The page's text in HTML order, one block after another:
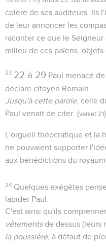
colère de ses auditeurs. Ils
de leur annoncer les
raconter ce que le
milieu de ces païens, objets
22 22 à 29 Paul menacé
déclare citoyen Romain.
Jusqu'à cette parole, celle
Paul venait de citer. (verset 21)
L'orgueil théocratique et la
ne pouvaient supporter
aux bénédictions du
24 Quelques exégètes
lapider Paul.
C'est ainsi qu'ils
vêtementsde dessus (leurs
la poussière, à défaut de